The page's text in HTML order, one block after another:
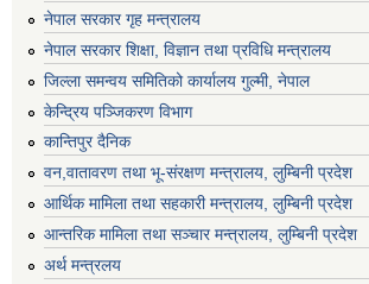
नेपाल सरकार गृह मन्त्रालय
नेपाल सरकार शिक्षा, विज्ञान तथा प्रविधि मन्त्रालय
जिल्ला समन्वय समितिको कार्यालय गुल्मी, नेपाल
केन्द्रिय पञ्जिकरण विभाग
कान्तिपुर दैनिक
वन,वातावरण तथा भू-संरक्षण मन्त्रालय, लुम्बिनी प्रदेश
आर्थिक मामिला तथा सहकारी मन्त्रालय, लुम्बिनी प्रदेश
आन्तरिक मामिला तथा सञ्चार मन्त्रालय, लुम्बिनी प्रदेश
अर्थ मन्त्रलय